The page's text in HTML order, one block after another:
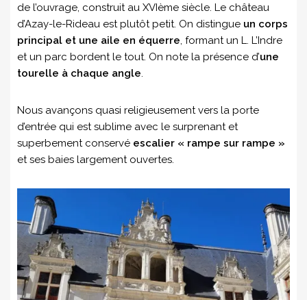
de l’ouvrage, construit au XVIème siècle. Le château
d’Azay-le-Rideau est plutôt petit. On distingue un corps
principal et une aile en équerre, formant un L. L’Indre
et un parc bordent le tout. On note la présence d’une
tourelle à chaque angle.
Nous avançons quasi religieusement vers la porte
d’entrée qui est sublime avec le surprenant et
superbement conservé escalier « rampe sur rampe »
et ses baies largement ouvertes.